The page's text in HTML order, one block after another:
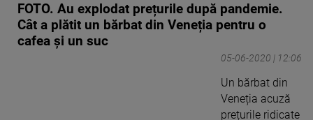
FOTO. Au explodat prețurile după pandemie.
Cât a plătit un bărbat din Veneția pentru o
cafea și un suc
05-06-2020 | 12:06
Un bărbat din
Veneția acuză
prețurile ridicate